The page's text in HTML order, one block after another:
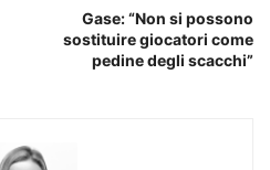
Gase: “Non si possono
sostituire giocatori come
pedine degli scacchi”